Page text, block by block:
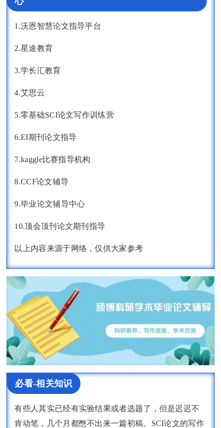
1.沃恩智慧论文指导平台
2.星途教育
3.学长汇教育
4.艾思云
5.零基础SCI论文写作训练营
6.EI期刊论文指导
7.kaggle比赛指导机构
8.CCF论文辅导
9.毕业论文辅导中心
10.顶会顶刊论文期刊指导
以上内容来源于网络，仅供大家参考
必看-相关知识
有些人其实已经有实验结果或者选题了，但是迟迟不
肯动笔，几个月都憋不出来一篇初稿。SCI论文的写作